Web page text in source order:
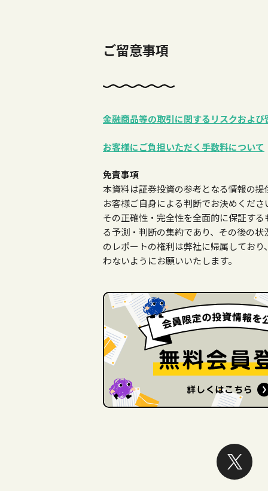
ご留意事項
金融商品等の取引に関するリスクおよび
お客様にご負担いただく手数料について
免責事項
本資料は証券投資の参考となる情報の
お客様ご自身による判断でお決めくだ
その正確性・完全性を全面的に保証す
る予測・判断の集約であり、その後の
のレポートの権利は弊社に帰属してお
わないようにお願いいたします。